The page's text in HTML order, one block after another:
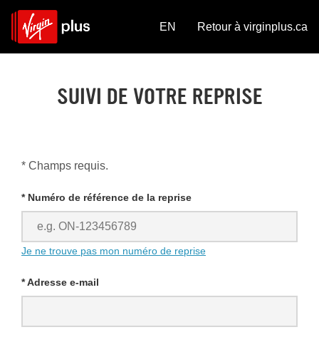
EN Retour à virginplus.ca
SUIVI DE VOTRE REPRISE
* Champs requis.
* Numéro de référence de la reprise
Je ne trouve pas mon numéro de reprise
* Adresse e-mail